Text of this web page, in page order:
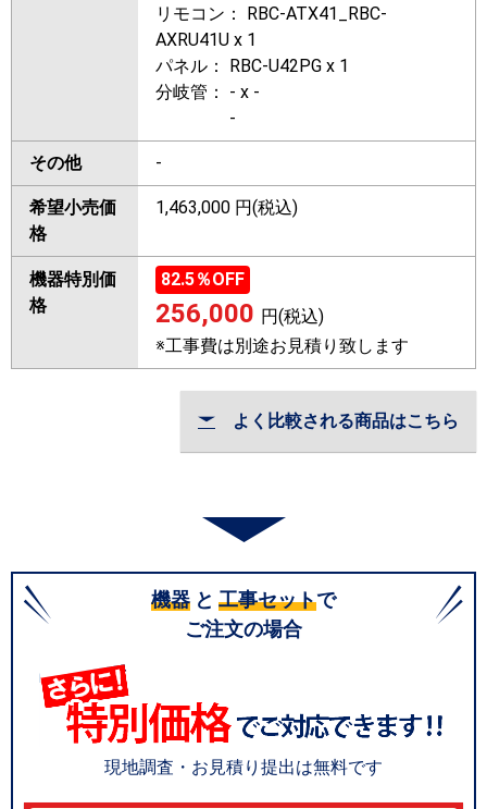
リモコン： RBC-ATX41_RBC-
AXRU41U x 1
パネル： RBC-U42PG x 1
分岐管： - x -
-
その他 -
希望小売価
格
1,463,000 円(税込)
機器特別価
格
82.5％OFF
256,000 円(税込)
※工事費は別途お見積り致します
よく比較される商品はこちら
機器 と 工事セットで
ご注文の場合
現地調査・お見積り提出は無料です